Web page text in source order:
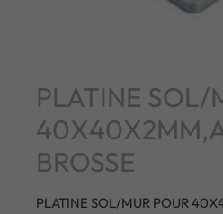
PLATINE SOL/
BROSSE
PLATINE SOL/MUR POUR